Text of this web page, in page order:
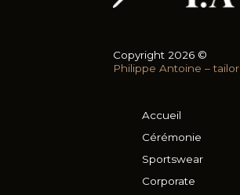
Copyright 2026 ©
Philippe Antoine – tailor
Accueil
Cérémonie
Sportswear
Corporate